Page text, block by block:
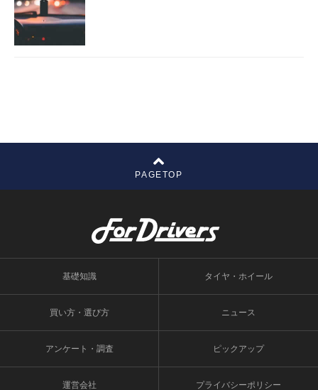
PAGETOP
基礎知識 タイヤ・ホイール
買い方・選び方 ニュース
アンケート・調査 ピックアップ
運営会社 プライバシーポリシー